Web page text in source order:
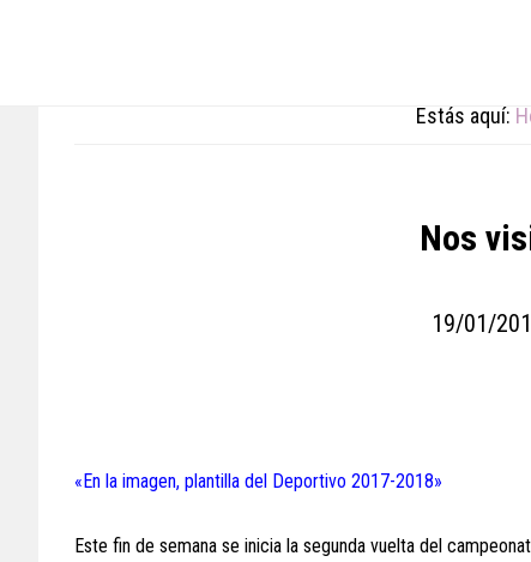
Estás aquí:
Nos
19/01/
«En la imagen, plantilla del Deportivo 2017-2018»
Este fin de semana se inicia la segunda vuelta del